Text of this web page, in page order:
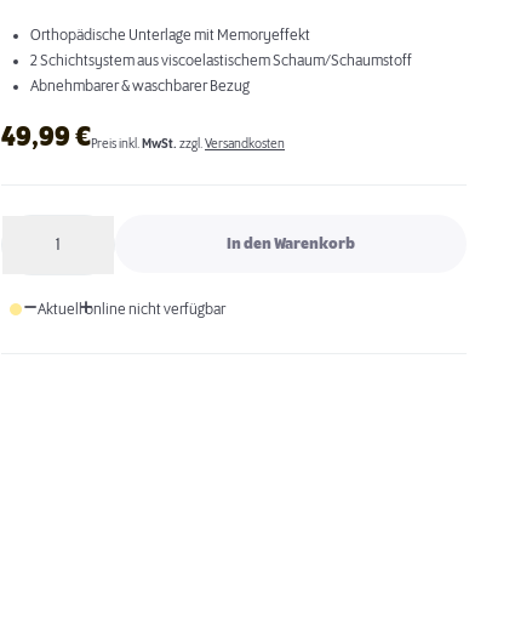
Orthopädische Unterlage mit Memoryeffekt
2 Schichtsystem aus viscoelastischem Schaum/Schaumstoff
Abnehmbarer & waschbarer Bezug
49,99€Preis inkl. MwSt. zzgl.Versandkosten
1 In den Warenkorb
Aktuell online nicht verfügbar